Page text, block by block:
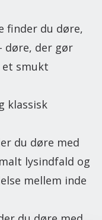
finder du døre,
døre, der gør
smukt
klassisk
du døre med
lysindfald og
mellem inde